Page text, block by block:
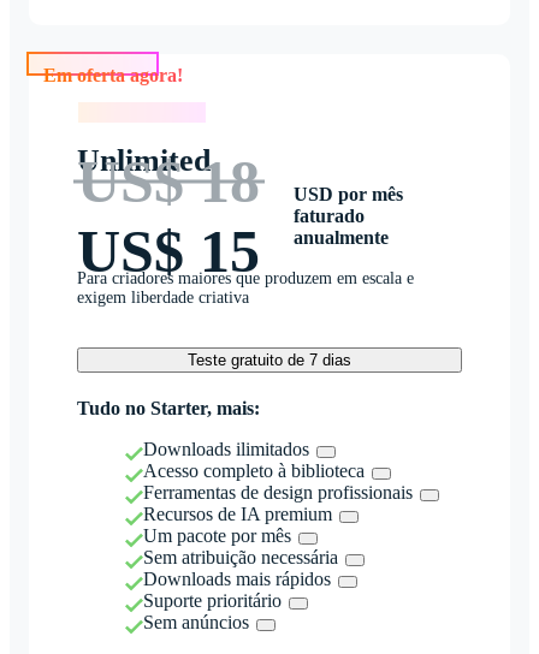
Unlimited
US$ 18
US$ 15
USD por mês
faturado
anualmente
Para criadores maiores que produzem em escala e
exigem liberdade criativa
Teste gratuito de 7 dias
Tudo no Starter, mais:
Downloads ilimitados
Acesso completo à biblioteca
Ferramentas de design profissionais
Recursos de IA premium
Um pacote por mês
Sem atribuição necessária
Downloads mais rápidos
Suporte prioritário
Sem anúncios